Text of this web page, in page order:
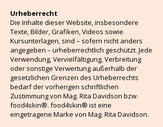
Urheberrecht
Die Inhalte dieser Website, insbesondere
Texte, Bilder, Grafiken, Videos sowie
Kursunterlagen, sind – sofern nicht anders
angegeben – urheberrechtlich geschützt. Jede
Verwendung, Vervielfältigung, Verbreitung
oder sonstige Verwertung außerhalb der
gesetzlichen Grenzen des Urheberrechts
bedarf der vorherigen schriftlichen
Zustimmung von Mag. Rita Davidson bzw.
food4skin®. food4skin® ist eine
eingetragene Marke von Mag. Rita Davidson.